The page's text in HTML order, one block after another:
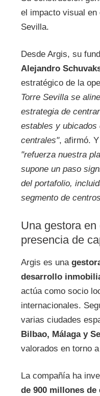
el impacto visual en
Sevilla.
Desde Argis, su
Alejandro
estratégico de la
Torre Sevilla se
estrategia de
estables y ubicados
centrales", afirmó.
"refuerza nuestra
supone un paso
del portafolio,
segmento de
Una gestora
presencia de
Argis es una
desarrollo
actúa como socio
internacionales.
varias ciudades
Bilbao, Málaga y
valorados en torno a
La compañía ha
de 900 millones de